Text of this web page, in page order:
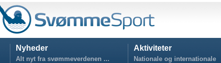
Nyheder
Alt nyt fra svømmeverdenen ...
Aktiviteter
Nationale og internationale